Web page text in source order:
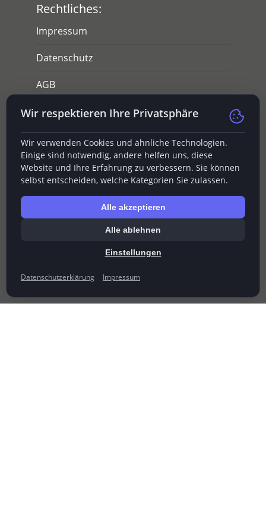
Rechtliches:
Impressum
Datenschutz
AGB
Widerruf
Mitgliedschaften:
Wir respektieren Ihre Privatsphäre
Wir verwenden Cookies und ähnliche Technologien.
Einige sind notwendig, andere helfen uns, diese
Website und Ihre Erfahrung zu verbessern. Sie können
selbst entscheiden, welche Kategorien Sie zulassen.
Alle akzeptieren
Alle ablehnen
Einstellungen
Datenschutzerklärung Impressum